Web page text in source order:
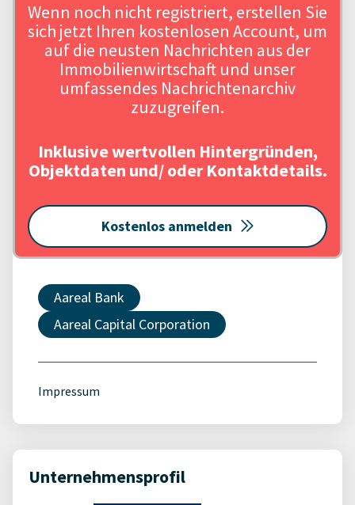
Wenn noch nicht registriert, erstellen Sie
sich jetzt Ihren kostenlosen Account, um
auf die neusten Nachrichten aus der
Immobilienwirtschaft und unser
umfassendes Nachrichtenarchiv
zuzugreifen.
Inklusive wertvollen Hintergründen,
Objektdaten und/ oder Kontaktdetails.
Kostenlos anmelden
Aareal Bank
Aareal Capital Corporation
Impressum
Unternehmensprofil